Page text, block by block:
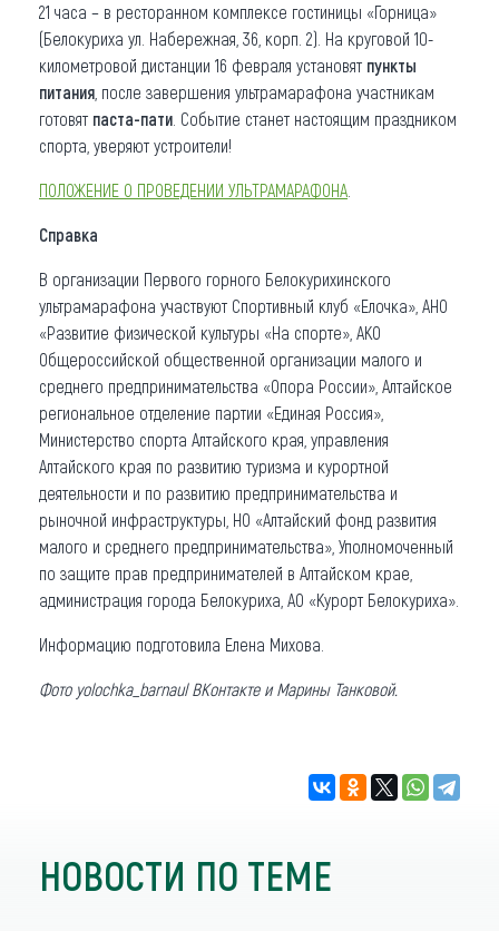
21 часа – в ресторанном комплексе гостиницы «Горница»
(Белокуриха ул. Набережная, 36, корп. 2). На круговой 10-
километровой дистанции 16 февраля установят пункты
питания , после завершения ультрамарафона участникам
готовят паста-пати . Событие станет настоящим праздником
спорта, уверяют устроители!
ПОЛОЖЕНИЕ О ПРОВЕДЕНИИ УЛЬТРАМАРАФОНА
Справка
В организации Первого горного Белокурихинского
ультрамарафона участвуют Спортивный клуб «Елочка», АНО
«Развитие физической культуры «На спорте», АКО
Общероссийской общественной организации малого и
среднего предпринимательства «Опора России», Алтайское
региональное отделение партии «Единая Россия»,
Министерство спорта Алтайского края, управления
Алтайского края по развитию туризма и курортной
деятельности и по развитию предпринимательства и
рыночной инфраструктуры, НО «Алтайский фонд развития
малого и среднего предпринимательства», Уполномоченный
по защите прав предпринимателей в Алтайском крае,
администрация города Белокуриха, АО «Курорт Белокуриха».
Информацию подготовила Елена Михова.
Фото yolochka_barnaul ВКонтакте и Марины Танковой.
НОВОСТИ ПО ТЕМЕ